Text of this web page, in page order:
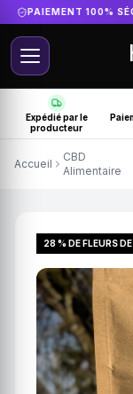
Expédié par le
producteur
Accueil
CBD
Alimentaire
28 % DE FLEURS